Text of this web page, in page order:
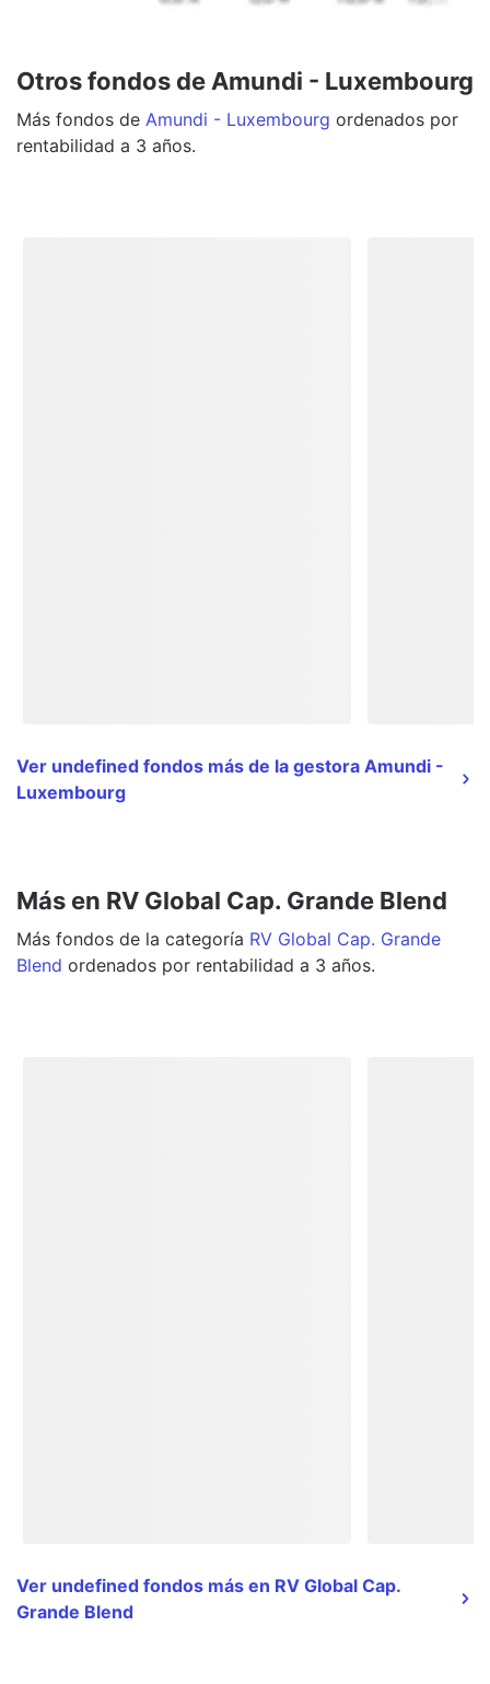
Otros fondos de Amundi - Luxembourg
Más fondos de Amundi - Luxembourg ordenados por
rentabilidad a 3 años.
Ver undefined fondos más de la gestora Amundi -
Luxembourg
Más en RV Global Cap. Grande Blend
Más fondos de la categoría RV Global Cap. Grande
Blend ordenados por rentabilidad a 3 años.
Ver undefined fondos más en RV Global Cap.
Grande Blend